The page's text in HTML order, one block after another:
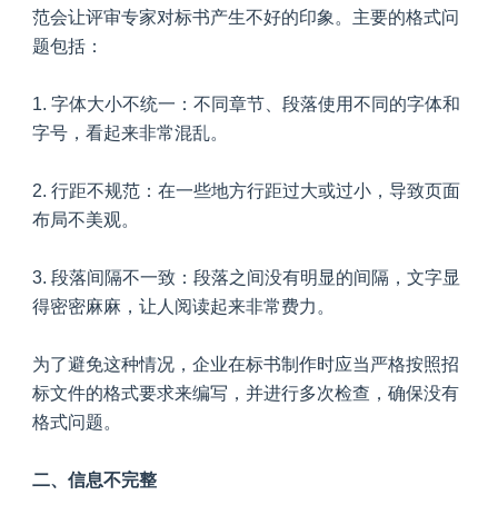
范会让评审专家对标书产生不好的印象。主要的格式问
题包括：
1. 字体大小不统一：不同章节、段落使用不同的字体和
字号，看起来非常混乱。
2. 行距不规范：在一些地方行距过大或过小，导致页面
布局不美观。
3. 段落间隔不一致：段落之间没有明显的间隔，文字显
得密密麻麻，让人阅读起来非常费力。
为了避免这种情况，企业在标书制作时应当严格按照招
标文件的格式要求来编写，并进行多次检查，确保没有
格式问题。
二、信息不完整